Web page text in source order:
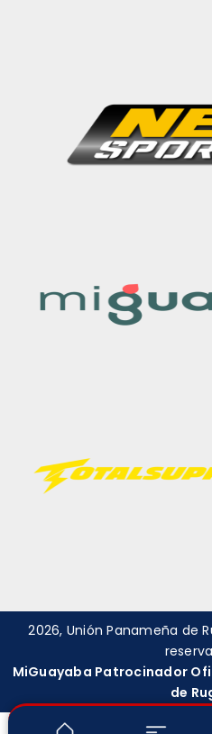
2026, Unión Panameña de
MiGuayaba Patrocinador
de